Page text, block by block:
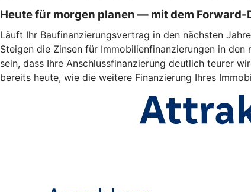
Heute für morgen planen — mit dem Forward-
Läuft Ihr Baufinanzierungsvertrag in den nächsten
Steigen die Zinsen für Immobilienfinanzierungen in
sein, dass Ihre Anschlussfinanzierung deutlich teurer
bereits heute, wie die weitere Finanzierung Ihres